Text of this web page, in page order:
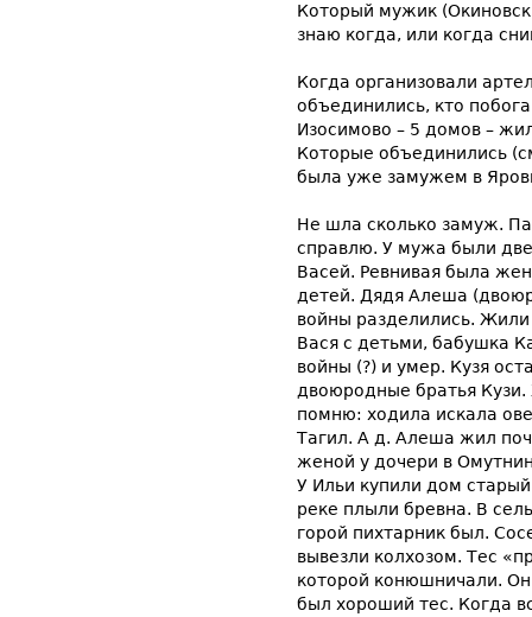
Который мужик
знаю когда, или когда
Когда организовали
объединились, кто
Изосимово – 5 домов –
Которые объединились
была уже замужем в
Не шла сколько замуж.
справлю. У мужа были
Васей. Ревнивая была
детей. Дядя Алеша
войны разделились.
Вася с детьми, бабушка
войны (?) и умер. Кузя
двоюродные братья
помню: ходила искала
Тагил. А д. Алеша жил
женой у дочери в
У Ильи купили дом
реке плыли бревна. В
горой пихтарник был.
вывезли колхозом. Тес
которой конюшничали.
был хороший тес. Когда